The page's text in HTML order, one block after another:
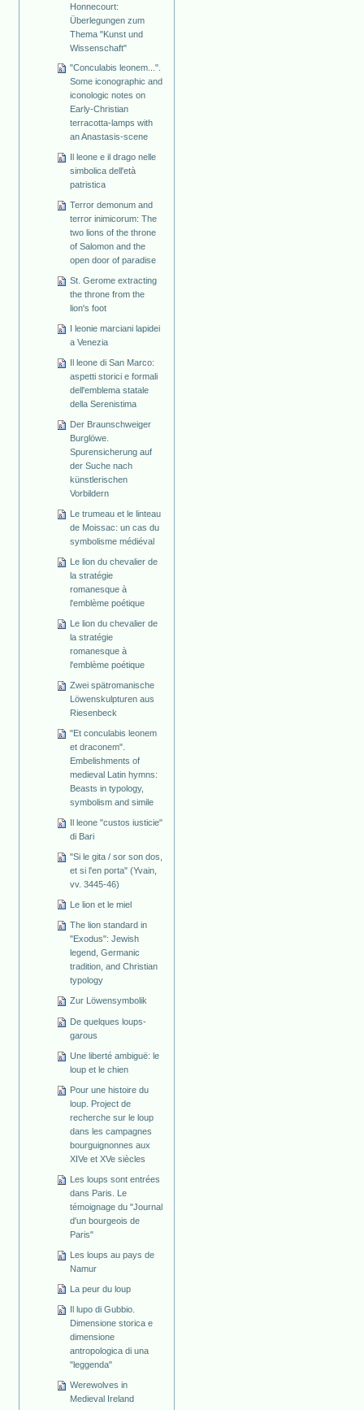
Honnecourt:
Überlegungen zum
Thema "Kunst und
Wissenschaft"
"Conculabis leonem...".
Some iconographic and
iconologic notes on
Early-Christian
terracotta-lamps with
an Anastasis-scene
Il leone e il drago nelle
simbolica dell'età
patristica
Terror demonum and
terror inimicorum: The
two lions of the throne
of Salomon and the
open door of paradise
St. Gerome extracting
the throne from the
lion's foot
I leonie marciani lapidei
a Venezia
Il leone di San Marco:
aspetti storici e formali
dell'emblema statale
della Serenistima
Der Braunschweiger
Burglöwe.
Spurensicherung auf
der Suche nach
künstlerischen
Vorbildern
Le trumeau et le linteau
de Moissac: un cas du
symbolisme médiéval
Le lion du chevalier de
la stratégie
romanesque à
l'emblème poétique
Le lion du chevalier de
la stratégie
romanesque à
l'emblème poétique
Zwei spätromanische
Löwenskulpturen aus
Riesenbeck
"Et conculabis leonem
et draconem".
Embelishments of
medieval Latin hymns:
Beasts in typology,
symbolism and simile
Il leone "custos iusticie"
di Bari
"Si le gita / sor son dos,
et si l'en porta" (Yvain,
vv. 3445-46)
Le lion et le miel
The lion standard in
"Exodus": Jewish
legend, Germanic
tradition, and Christian
typology
Zur Löwensymbolik
De quelques loups-
garous
Une liberté ambiguë: le
loup et le chien
Pour une histoire du
loup. Project de
recherche sur le loup
dans les campagnes
bourguignonnes aux
XIVe et XVe siècles
Les loups sont entrées
dans Paris. Le
témoignage du "Journal
d'un bourgeois de
Paris"
Les loups au pays de
Namur
La peur du loup
Il lupo di Gubbio.
Dimensione storica e
dimensione
antropologica di una
"leggenda"
Werewolves in
Medieval Ireland